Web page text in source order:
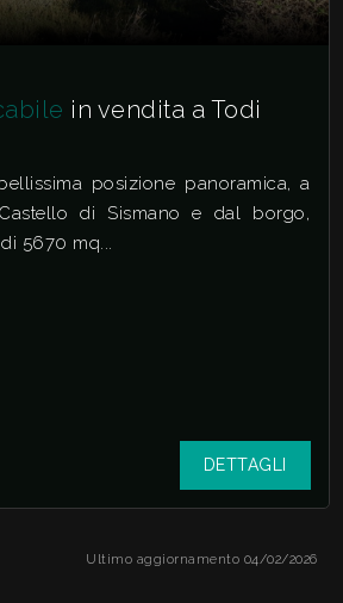
in vendita a Todi
posizione panoramica, a
di Sismano e dal borgo,
5670 mq...
DETTAGLI
Ultimo aggiornamento 04/02/2026